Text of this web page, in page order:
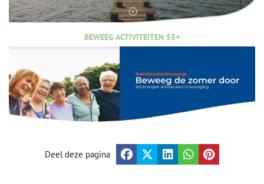
BEWEEG ACTIVITEITEN 55+
Deel deze pagina